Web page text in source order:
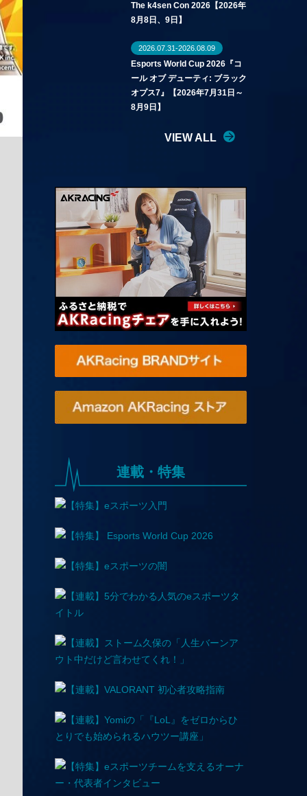
The k4sen Con 2026【2026年
8月8日、9日】
2026.07.31-2026.08.09
Esports World Cup 2026『コ
ール オブ デューティ: ブラック
オプス7』【2026年7月31日～
8月9日】
VIEW ALL
連載・特集